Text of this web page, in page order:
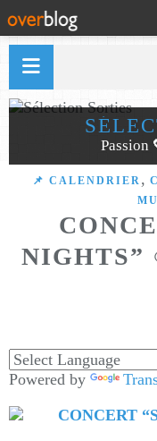
Passion
📌 CALENDRIER ,
NIGHTS”
Powered by